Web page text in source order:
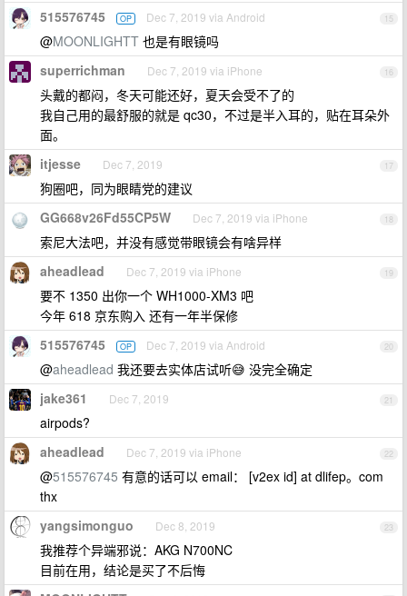
15
515576745 OP Dec 7, 2019 via Android
@MOONLIGHTT 也是有眼镜吗
16
superrichman Dec 7, 2019 via iPhone
头戴的都闷，冬天可能还好，夏天会受不了的
我自己用的最舒服的就是 qc30，不过是半入耳的，贴在耳朵外
面。
17
itjesse Dec 7, 2019
狗圈吧，同为眼睛党的建议
18
GG668v26Fd55CP5W Dec 7, 2019 via iPhone
索尼大法吧，并没有感觉带眼镜会有啥异样
19
aheadlead Dec 7, 2019 via iPhone
要不 1350 出你一个 WH1000-XM3 吧
今年 618 京东购入 还有一年半保修
20
515576745 OP Dec 7, 2019 via Android
@aheadlead 我还要去实体店试听😅 没完全确定
21
jake361 Dec 7, 2019
airpods?
22
aheadlead Dec 7, 2019 via iPhone
@515576745 有意的话可以 email： [v2ex id] at dlifep。com
thx
23
yangsimonguo Dec 8, 2019
我推荐个异端邪说：AKG N700NC
目前在用，结论是买了不后悔